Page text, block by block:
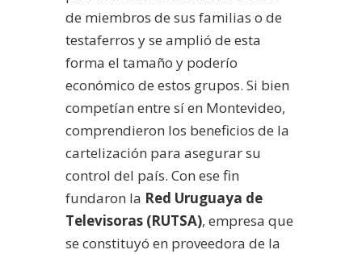
de miembros de sus familias o de
testaferros y se amplió de esta
forma el tamaño y poderío
económico de estos grupos. Si bien
competían entre sí en Montevideo,
comprendieron los beneficios de la
cartelización para asegurar su
control del país. Con ese fin
fundaron la Red Uruguaya de
Televisoras (RUTSA), empresa que
se constituyó en proveedora de la